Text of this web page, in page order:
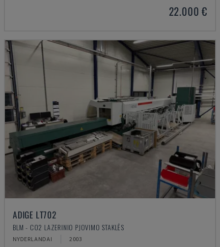
22.000 €
ADIGE LT702
BLM - CO2 LAZERINIO PJOVIMO STAKLĖS
NYDERLANDAI 2003